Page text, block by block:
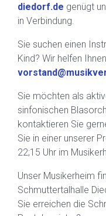
diedorf.de genügt
in Verbindung.
Sie suchen einen
Kind? Wir helfen
Sie möchten als
sinfonischen
kontaktieren Sie
Sie in einer unserer
22;15 Uhr im
Unser Musikerheim
Schmuttertalhalle
Sie erreichen die